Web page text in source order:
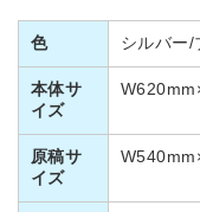
色 シルバー/
本体サ
イズ
原稿サ
イズ